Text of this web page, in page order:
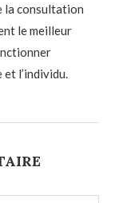
la consultation
le meilleur
l’individu.